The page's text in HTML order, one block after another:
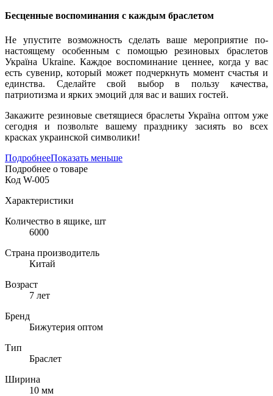
Бесценные воспоминания с каждым браслетом
Не упустите возможность сделать ваше мероприятие по-
настоящему особенным с помощью резиновых браслетов
Україна Ukraine. Каждое воспоминание ценнее, когда у вас
есть сувенир, который может подчеркнуть момент счастья и
единства. Сделайте свой выбор в пользу качества,
патриотизма и ярких эмоций для вас и ваших гостей.
Закажите резиновые светящиеся браслеты Україна оптом уже
сегодня и позвольте вашему празднику засиять во всех
красках украинской символики!
ПодробнееПоказать меньше
Подробнее о товаре
Код W-005
Характеристики
Количество в ящике, шт
6000
Страна производитель
Китай
Возраст
7 лет
Бренд
Бижутерия оптом
Тип
Браслет
Ширина
10 мм